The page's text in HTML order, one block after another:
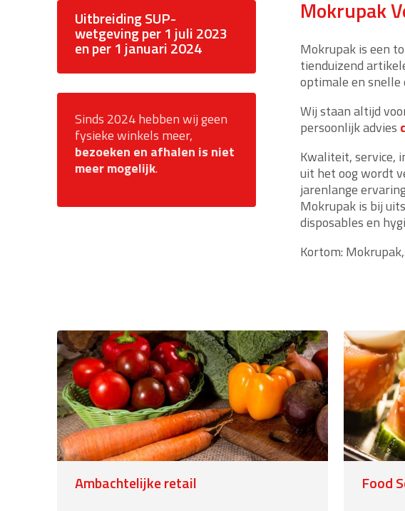
Mokrupak
Mokrupak is een
tienduizend
optimale en
Wij staan altijd
persoonlijk advies
Kwaliteit, service,
uit het oog wordt
jarenlange
Mokrupak is bij
disposables en
Kortom:
Uitbreiding SUP-
wetgeving per 1 juli 2023
en per 1 januari 2024
Sinds 2024 hebben wij geen
fysieke winkels meer,
bezoeken en afhalen is niet
meer mogelijk.
Ambachtelijke retail Food